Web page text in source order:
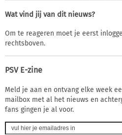
Wat vind jij van dit nieuws?
Om te reageren moet je eerst
rechtsboven.
PSV E-zine
Meld je aan en ontvang elke week
mailbox met al het nieuws en
fans gingen je al voor.